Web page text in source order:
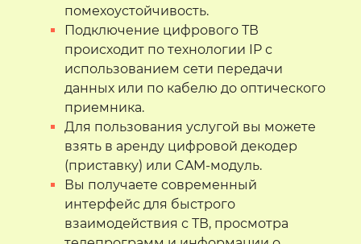
помехоустойчивость.
Подключение цифрового ТВ
происходит по технологии IP с
использованием сети передачи
данных или по кабелю до оптического
приемника.
Для пользования услугой вы можете
взять в аренду цифровой декодер
(приставку) или CAM-модуль.
Вы получаете современный
интерфейс для быстрого
взаимодействия с ТВ, просмотра